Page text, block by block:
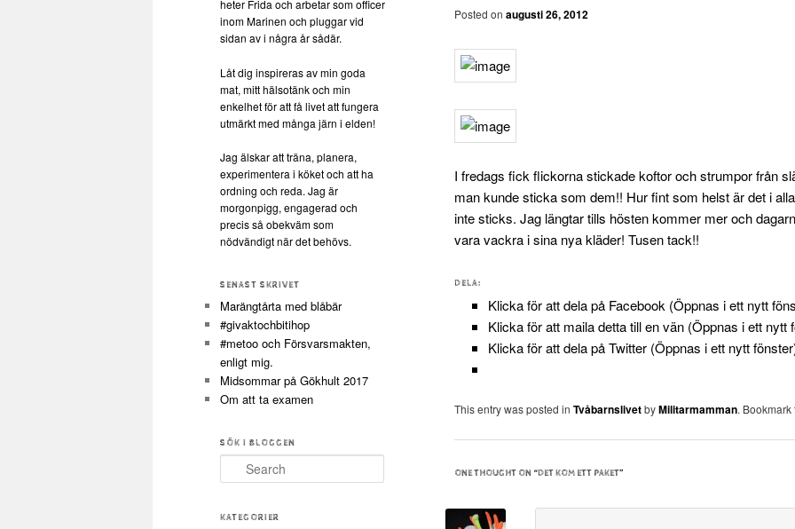
Posted on augusti 26, 2012
I fredags fick flickorna stickade koftor och strumpor från
man kunde sticka som dem!! Hur fint som helst är det i
inte sticks. Jag längtar tills hösten kommer mer och
vara vackra i sina nya kläder! Tusen tack!!
DELA:
Klicka för att dela på Facebook (Öppnas i ett nytt
Klicka för att maila detta till en vän (Öppnas i ett nytt
Klicka för att dela på Twitter (Öppnas i ett nytt
This entry was posted in TvåbarnslivetbyMilitarmamman. Bookmark
ONE THOUGHT ON “DET KOM ETT PAKET”
heter Frida och arbetar som officer
inom Marinen och pluggar vid
sidan av i några år sådär.
Låt dig inspireras av min goda
mat, mitt hälsotänk och min
enkelhet för att få livet att fungera
utmärkt med många järn i elden!
Jag älskar att träna, planera,
experimentera i köket och att ha
ordning och reda. Jag är
morgonpigg, engagerad och
precis så obekväm som
nödvändigt när det behövs.
SENAST SKRIVET
Marängtårta med blåbär
#givaktochbitihop
#metoo och Försvarsmakten,
enligt mig.
Midsommar på Gökhult 2017
Om att ta examen
SÖK I BLOGGEN
Search
KATEGORIER